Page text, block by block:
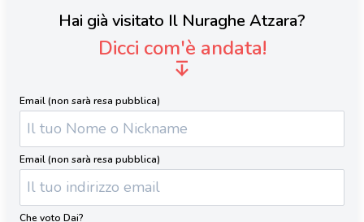
Hai già visitato Il Nuraghe Atzara?
Dicci com'è andata!
Email (non sarà resa pubblica)
Email (non sarà resa pubblica)
Che voto Dai?